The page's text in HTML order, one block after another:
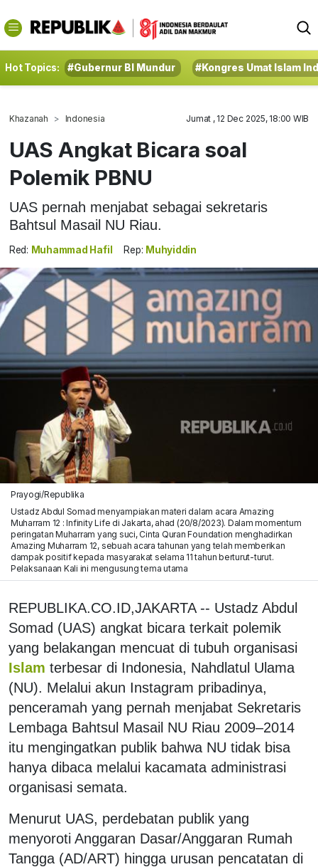
Hot Topics: #Gubernur BI Mundur #Kongres Umat Islam
Khazanah Indonesia Jumat , 12 Dec 2025, 18:00 WIB
UAS Angkat Bicara soal
Polemik PBNU
UAS pernah menjabat sebagai sekretaris
Bahtsul Masail NU Riau.
Red: Muhammad Hafil Rep: Muhyiddin
Prayogi/Republika
Ustadz Abdul Somad menyampiakan materi dalam acara Amazing
Muharram 12 : Infinity Life di Jakarta, ahad (20/8/2023). Dalam momentum
peringatan Muharram yang suci, Cinta Quran Foundation menghadirkan
Amazing Muharram 12, sebuah acara tahunan yang telah memberikan
dampak positif kepada masyarakat selama 11 tahun berturut-turut.
Pelaksanaan Kali ini mengusung tema utama
REPUBLIKA.CO.ID,JAKARTA -- Ustadz Abdul
Somad (UAS) angkat bicara terkait polemik
yang belakangan mencuat di tubuh organisasi
Islam terbesar di Indonesia, Nahdlatul Ulama
(NU). Melalui akun Instagram pribadinya,
penceramah yang pernah menjabat Sekretaris
Lembaga Bahtsul Masail NU Riau 2009–2014
itu mengingatkan publik bahwa NU tidak bisa
hanya dibaca melalui kacamata administrasi
organisasi semata.
Menurut UAS, perdebatan publik yang
menyoroti Anggaran Dasar/Anggaran Rumah
Tangga (AD/ART) hingga urusan pencatatan di